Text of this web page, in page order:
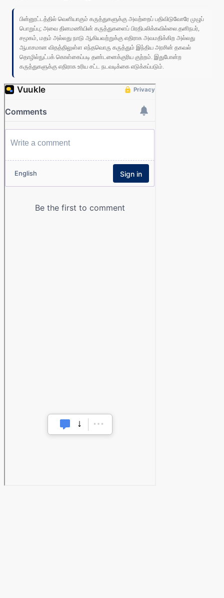
பின்னூட்டத்தில் வெளியாகும் கருத்துகளுக்கு அவற்றைப் பதிவிடுவோரே முழுப்
பொறுப்பு; அவை தினமணியின் கருத்துகளைப் பிரதிபலிக்கவில்லை.தனிநபர்,
சமூகம், மதம் அல்லது நாடு ஆகியவற்றுக்கு எதிராக அவமதிக்கிற அல்லது
ஆபாசமான விதத்திலுள்ள எந்தவொரு கருத்தும் இந்திய அரசின் தகவல்
தொழில்நுட்பக் கொள்கைப்படி தண்டனைக்குரிய குற்றம். இதுபோன்ற
கருத்துகளுக்கு எதிராக உரிய சட்ட நடவடிக்கை எடுக்கப்படும்.